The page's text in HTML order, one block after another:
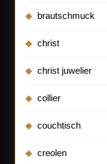
brautschmuck
christ
christ juwelier
collier
couchtisch
creolen